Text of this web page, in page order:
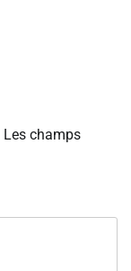
Les champs